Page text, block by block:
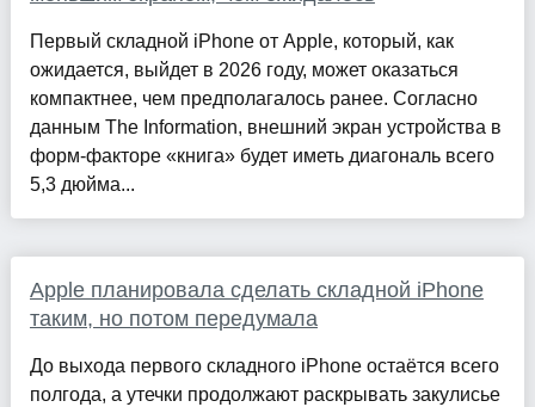
Первый складной iPhone от Apple, который, как
ожидается, выйдет в 2026 году, может оказаться
компактнее, чем предполагалось ранее. Согласно
данным The Information, внешний экран устройства в
форм-факторе «книга» будет иметь диагональ всего
5,3 дюйма...
Apple планировала сделать складной iPhone
таким, но потом передумала
До выхода первого складного iPhone остаётся всего
полгода, а утечки продолжают раскрывать закулисье